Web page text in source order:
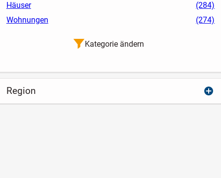
Häuser
(284)
Wohnungen
(274)
Kategorie ändern
Region